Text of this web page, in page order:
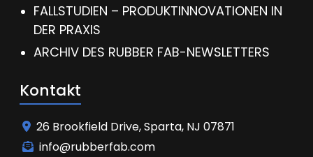
FALLSTUDIEN – PRODUKTINNOVATIONEN IN
DER PRAXIS
ARCHIV DES RUBBER FAB-NEWSLETTERS
Kontakt
26 Brookfield Drive, Sparta, NJ 07871
info@rubberfab.com